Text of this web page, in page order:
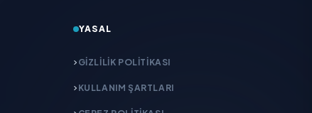
YASAL
GIZLILIK POLITIKASI
KULLANIM ŞARTLARI